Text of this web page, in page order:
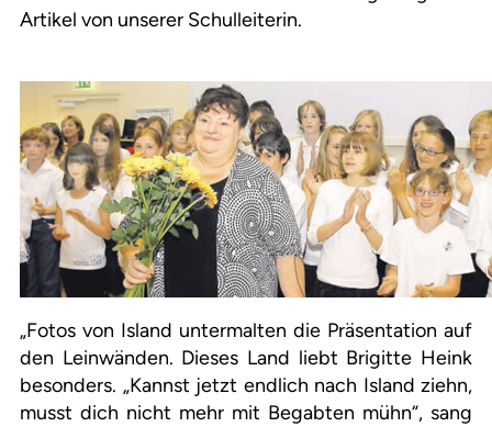
Artikel von unserer Schulleiterin.
„Fotos von Island untermalten die Präsentation auf
den Leinwänden. Dieses Land liebt Brigitte Heink
besonders. „Kannst jetzt endlich nach Island ziehn,
musst dich nicht mehr mit Begabten mühn“, sang